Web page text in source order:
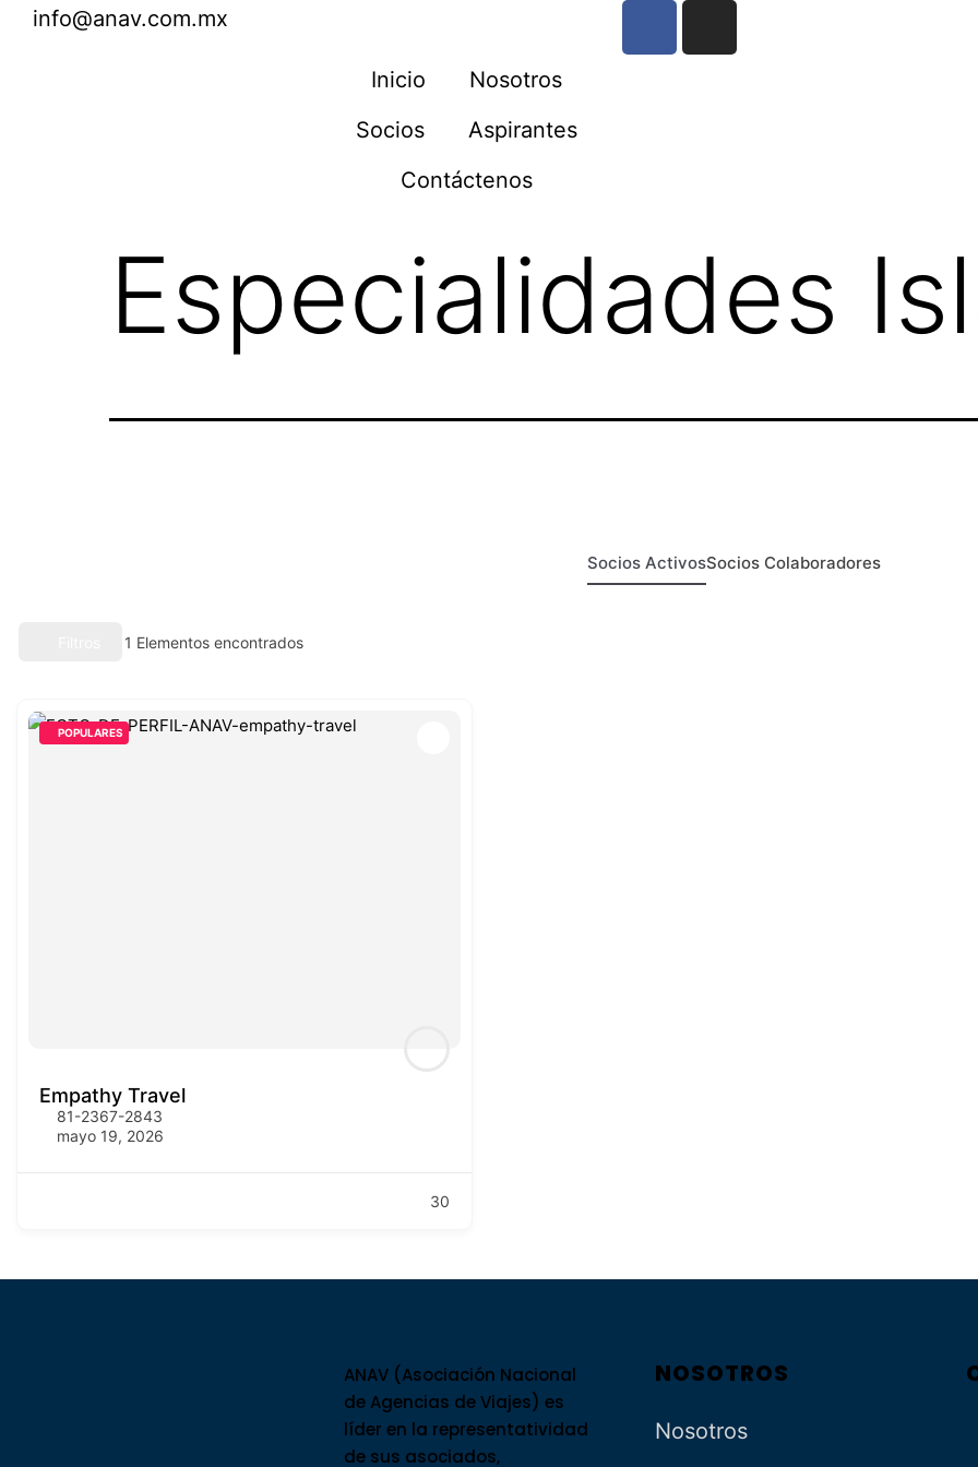
info@anav.com.mx
Inicio
Nosotros
Socios
Aspirantes
Contáctenos
Especialidades
Socios ActivosSocios Colaboradores
1 Elementos encontrados
POPULARES
Empathy Travel
81-2367-2843
mayo 19, 2026
30
ANAV (Asociación Nacional
de Agencias de Viajes) es
líder en la representatividad
de sus asociados,
NOSOTROS
Nosotros